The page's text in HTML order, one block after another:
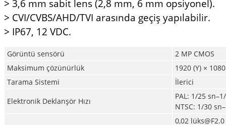
> 3,6 mm sabit lens (2,8 mm, 6 mm opsiyonel).
> CVI/CVBS/AHD/TVI arasında geçiş yapılabilir.
> IP67, 12 VDC.
Görüntü sensörü
2 MP CMOS
Maksimum çözünürlük
1920 (Y) ×
Tarama Sistemi
İlerici
Elektronik Deklanşör Hızı
PAL: 1/25
NTSC: 1/30
0,02